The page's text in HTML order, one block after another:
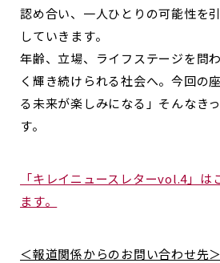
認め合い、一人ひとりの可能性を
していきます。
年齢、立場、ライフステージを問
く輝き続けられる社会へ。今回の
る未来が楽しみになる」そんなき
す。
「キレイニュースレターvol.4」は
ます。
＜報道関係からのお問い合わせ先＞